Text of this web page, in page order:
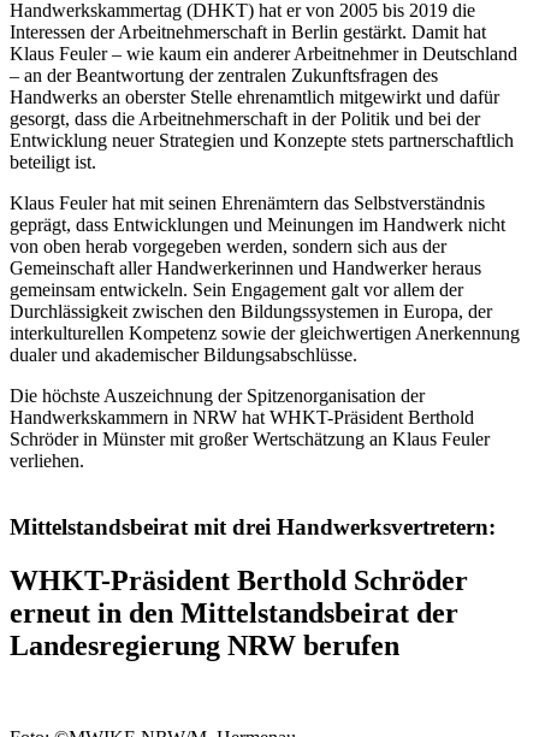
Handwerkskammertag (DHKT) hat er von 2005 bis 2019 die
Interessen der Arbeitnehmerschaft in Berlin gestärkt. Damit hat
Klaus Feuler – wie kaum ein anderer Arbeitnehmer in Deutschland
– an der Beantwortung der zentralen Zukunftsfragen des
Handwerks an oberster Stelle ehrenamtlich mitgewirkt und dafür
gesorgt, dass die Arbeitnehmerschaft in der Politik und bei der
Entwicklung neuer Strategien und Konzepte stets partnerschaftlich
beteiligt ist.
Klaus Feuler hat mit seinen Ehrenämtern das Selbstverständnis
geprägt, dass Entwicklungen und Meinungen im Handwerk nicht
von oben herab vorgegeben werden, sondern sich aus der
Gemeinschaft aller Handwerkerinnen und Handwerker heraus
gemeinsam entwickeln. Sein Engagement galt vor allem der
Durchlässigkeit zwischen den Bildungssystemen in Europa, der
interkulturellen Kompetenz sowie der gleichwertigen Anerkennung
dualer und akademischer Bildungsabschlüsse.
Die höchste Auszeichnung der Spitzenorganisation der
Handwerkskammern in NRW hat WHKT-Präsident Berthold
Schröder in Münster mit großer Wertschätzung an Klaus Feuler
verliehen.
Mittelstandsbeirat mit drei Handwerksvertretern:
WHKT-Präsident Berthold Schröder
erneut in den Mittelstandsbeirat der
Landesregierung NRW berufen